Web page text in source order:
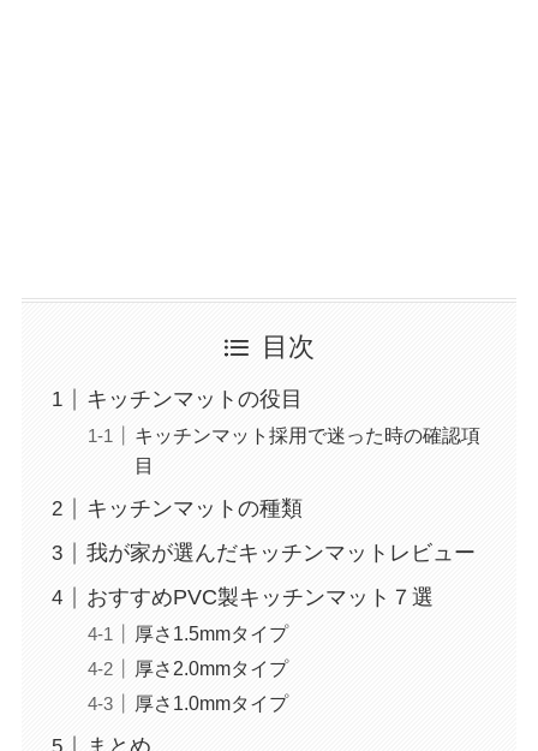
目次
キッチンマットの役目
キッチンマット採用で迷った時の確認項
目
キッチンマットの種類
我が家が選んだキッチンマットレビュー
おすすめPVC製キッチンマット７選
厚さ1.5mmタイプ
厚さ2.0mmタイプ
厚さ1.0mmタイプ